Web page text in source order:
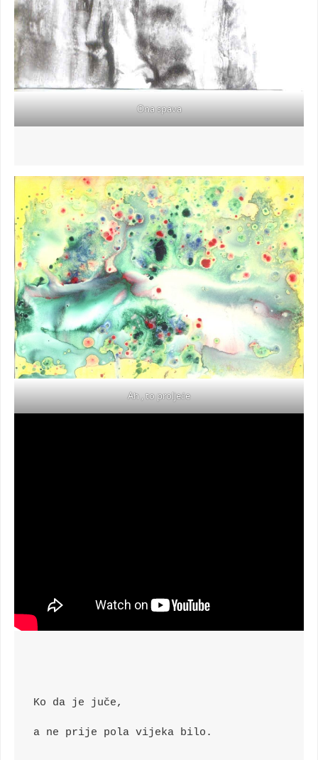
Ona spava
Ah , to proljeće
Ko da je juče,
a ne prije pola vijeka bilo.